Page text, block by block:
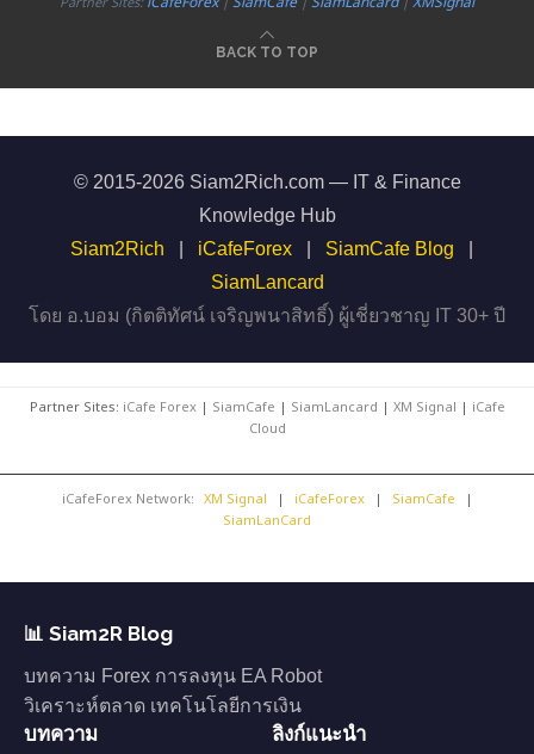
BACK TO TOP
© 2015-2026 Siam2Rich.com — IT & Finance
Knowledge Hub
Siam2Rich
iCafeForex SiamCafe Blog
SiamLancard
โดย อ.บอม (กิตติทัศน์ เจริญพนาสิทธิ์) ผู้เชี่ยวชาญ IT 30+ ปี
Partner Sites: iCafe Forex| SiamCafe | SiamLancard | XM Signal | iCafe
Cloud
iCafeForex Network: XM Signal | iCafeForex | SiamCafe
|
SiamLanCard
📊 Siam2R Blog
บทความ Forex การลงทุน EA Robot
วิเคราะห์ตลาด เทคโนโลยีการเงิน
บทความ ลิงก์แนะนำ